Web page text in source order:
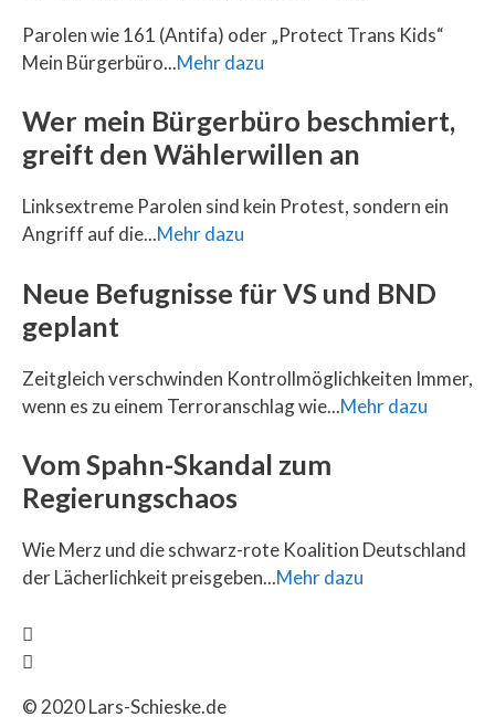
Parolen wie 161 (Antifa) oder „Protect Trans Kids“
Mein Bürgerbüro...Mehr dazu
Wer mein Bürgerbüro beschmiert,
greift den Wählerwillen an
Linksextreme Parolen sind kein Protest, sondern ein
Angriff auf die...Mehr dazu
Neue Befugnisse für VS und BND
geplant
Zeitgleich verschwinden Kontrollmöglichkeiten Immer,
wenn es zu einem Terroranschlag wie...Mehr dazu
Vom Spahn-Skandal zum
Regierungschaos
Wie Merz und die schwarz-rote Koalition Deutschland
der Lächerlichkeit preisgeben...Mehr dazu
© 2020 Lars-Schieske.de